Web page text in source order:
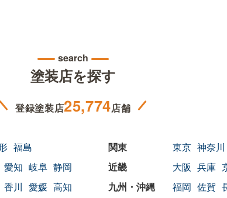
search
塗装店を探す
登録塗装店25,774店舗
福島 東京 神奈川
愛知 岐阜 静岡 大阪 兵庫
香川 愛媛 高知 福岡 佐賀